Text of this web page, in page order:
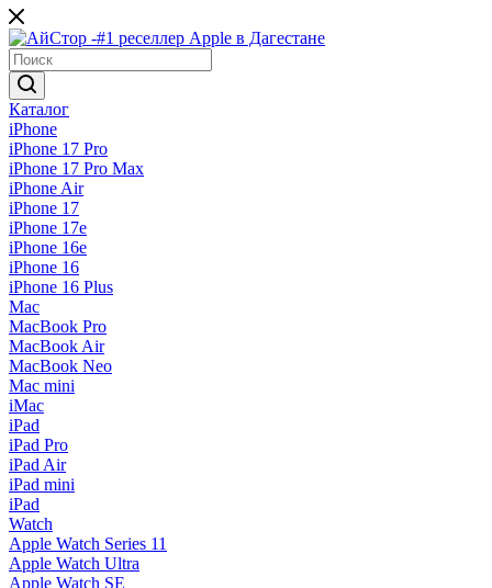
Каталог
iPhone
iPhone 17 Pro
iPhone 17 Pro Max
iPhone Air
iPhone 17
iPhone 17e
iPhone 16e
iPhone 16
iPhone 16 Plus
Mac
MacBook Pro
MacBook Air
MacBook Neo
Mac mini
iMac
iPad
iPad Pro
iPad Air
iPad mini
iPad
Watch
Apple Watch Series 11
Apple Watch Ultra
Apple Watch SE